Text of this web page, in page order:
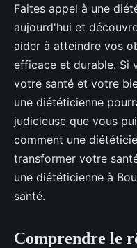
Faites appel à une
aujourd'hui et
aider à atteindre vos
efficace et durable. Si
votre santé et votre
une diététicienne
judicieuse que vous
comment une
transformer votre
une diététicienne à
santé.
Comprendre le